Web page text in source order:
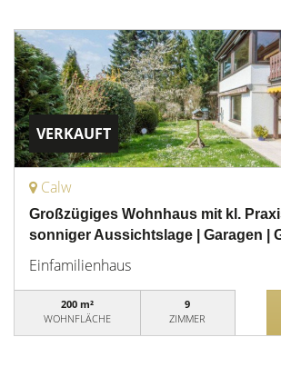
VERKAUFT
Calw
Großzügiges Wohnhaus mit kl.
sonniger Aussichtslage | Garagen |
Einfamilienhaus
200 m²
WOHNFLÄCHE
9
ZIMMER